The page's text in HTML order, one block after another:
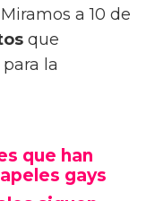
a 10 de
que
la
que han
gays